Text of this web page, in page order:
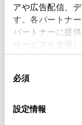
アや広告配信、
す。各パートナ
パートナーに提
サービスを使用
使用することが
デバイスにすべ
意したことにな
必須
設定情報G-Station